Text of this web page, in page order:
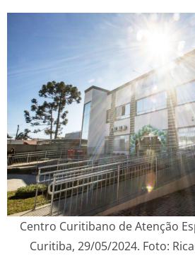
Centro Curitibano de Atenção
Curitiba, 29/05/2024. Foto: